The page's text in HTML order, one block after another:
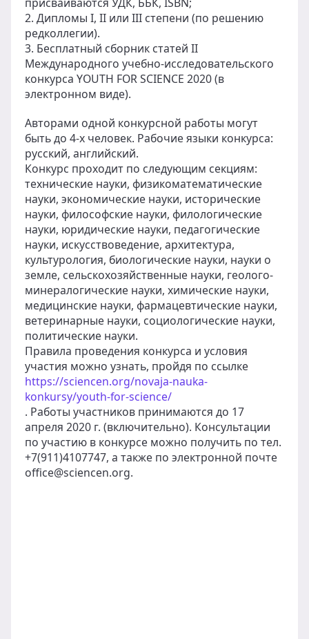
2. Дипломы I, II или III степени (по решению
редколлегии).
3. Бесплатный сборник статей II
Международного учебно-исследовательского
конкурса YOUTH FOR SCIENCE 2020 (в
электронном виде).
Авторами одной конкурсной работы могут
быть до 4-х человек. Рабочие языки конкурса:
русский, английский.
Конкурс проходит по следующим секциям:
технические науки, физикоматематические
науки, экономические науки, исторические
науки, философские науки, филологические
науки, юридические науки, педагогические
науки, искусствоведение, архитектура,
культурология, биологические науки, науки о
земле, сельскохозяйственные науки, геолого-
минералогические науки, химические науки,
медицинские науки, фармацевтические науки,
ветеринарные науки, социологические науки,
политические науки.
Правила проведения конкурса и условия
участия можно узнать, пройдя по ссылке
https://sciencen.org/novaja-nauka-
konkursy/youth-for-science/
. Работы участников принимаются до 17
апреля 2020 г. (включительно). Консультации
по участию в конкурсе можно получить по тел.
+7(911)4107747, а также по электронной почте
office@sciencen.org.